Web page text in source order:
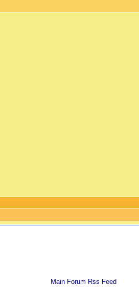
Main Forum Rss Feed